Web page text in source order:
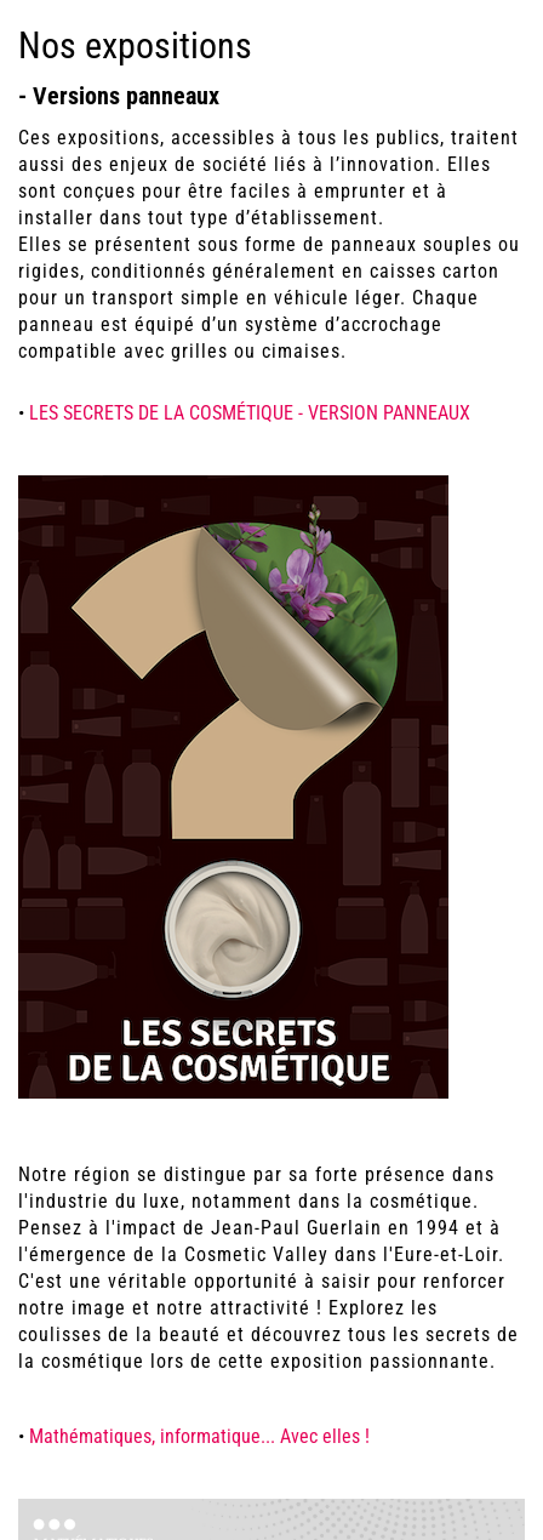
Nos expositions
- Versions panneaux
Ces expositions, accessibles à tous les publics, traitent
aussi des enjeux de société liés à l’innovation. Elles
sont conçues pour être faciles à emprunter et à
installer dans tout type d’établissement.
Elles se présentent sous forme de panneaux souples ou
rigides, conditionnés généralement en caisses carton
pour un transport simple en véhicule léger. Chaque
panneau est équipé d’un système d’accrochage
compatible avec grilles ou cimaises.
• LES SECRETS DE LA COSMÉTIQUE - VERSION PANNEAUX
Notre région se distingue par sa forte présence dans
l'industrie du luxe, notamment dans la cosmétique.
Pensez à l'impact de Jean-Paul Guerlain en 1994 et à
l'émergence de la Cosmetic Valley dans l'Eure-et-Loir.
C'est une véritable opportunité à saisir pour renforcer
notre image et notre attractivité ! Explorez les
coulisses de la beauté et découvrez tous les secrets de
la cosmétique lors de cette exposition passionnante.
• Mathématiques, informatique... Avec elles !